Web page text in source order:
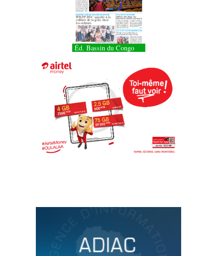
Éd. Bassin du Congo